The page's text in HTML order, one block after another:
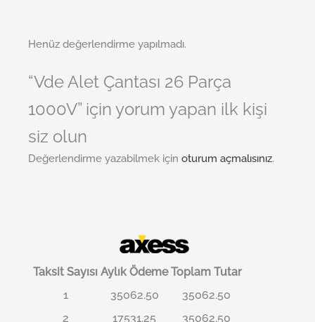
Henüz değerlendirme yapılmadı.
“Vde Alet Çantası 26 Parça
1000V” için yorum yapan ilk kişi
siz olun
Değerlendirme yazabilmek için oturum açmalısınız.
Taksit Sayısı Aylık Ödeme Toplam Tutar
1
35062.50
35062.50
2
17531.25 35062.50